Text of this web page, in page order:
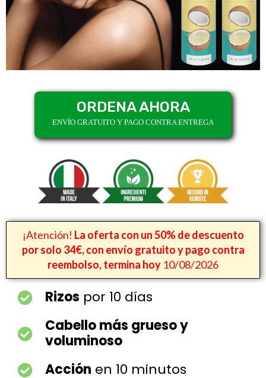
ORDENA AHORA
ENVÍO GRATUITO Y PAGO CONTRA ENTREGA
¡Atención! La oferta con un 50% de descuento
por solo 34€, con envío gratuito y pago contra
reembolso, termina hoy 10/08/2026
Rizos por 10 días
Cabello más grueso y
voluminoso
Acción en 10 minutos